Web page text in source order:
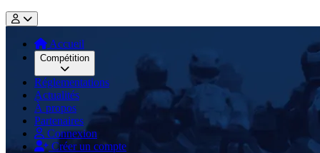
Accueil
Compétition
Réglementations
Actualités
À propos
Partenaires
Connexion
Créer un compte